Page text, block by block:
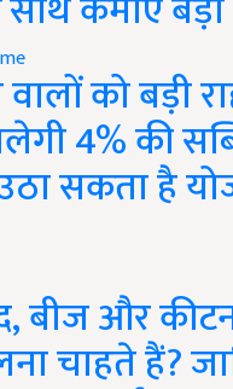
को बड़ी
4% की
सकता है
बीज और
चाहते हैं?